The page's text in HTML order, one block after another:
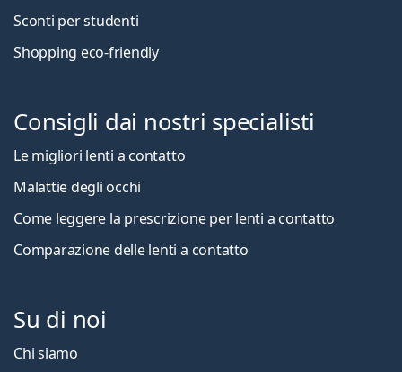
Sconti per studenti
Shopping eco-friendly
Consigli dai nostri specialisti
Le migliori lenti a contatto
Malattie degli occhi
Come leggere la prescrizione per lenti a contatto
Comparazione delle lenti a contatto
Su di noi
Chi siamo